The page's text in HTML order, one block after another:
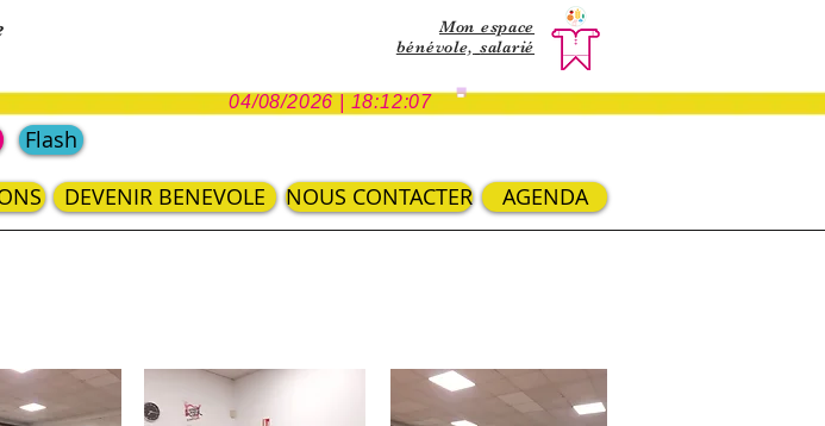
Flash
Mon espace
bénévole, salarié
-
04/08/2026 | 18:12:07
DEVENIR BENEVOLE AGENDA
NOUS CONTACTER